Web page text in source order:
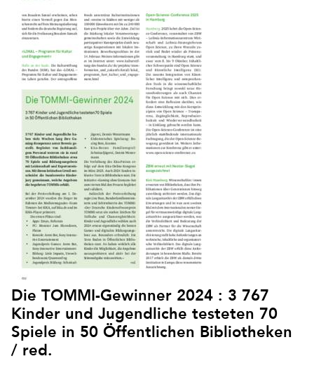
Die TOMMI-Gewinner 2024 : 3 767
Kinder und Jugendliche testeten 70
Spiele in 50 Öffentlichen Bibliotheken
/ red.